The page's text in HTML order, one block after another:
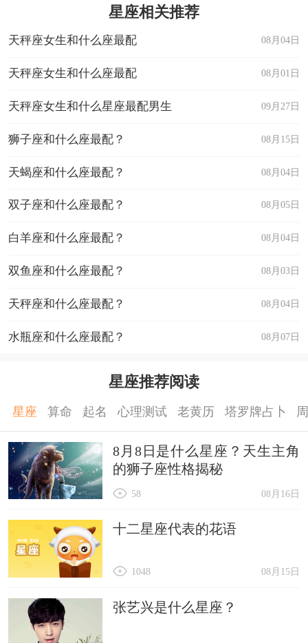
星座相关推荐
08月04日
天秤座女生和什么座最配
08月01日
天秤座女生和什么座最配
09月27日
天秤座女生和什么星座最配男生
08月15日
狮子座和什么座最配？
08月04日
天蝎座和什么座最配？
08月05日
双子座和什么座最配？
08月04日
白羊座和什么座最配？
08月03日
双鱼座和什么座最配？
08月04日
天秤座和什么座最配？
08月07日
水瓶座和什么座最配？
星座推荐阅读
星座 算命 起名 心理测试 老黄历 塔罗牌占卜
8月8日是什么星座？天生主角
的狮子座性格揭秘
08月16日
58
十二星座代表的花语
08月15日
1048
张艺兴是什么星座？